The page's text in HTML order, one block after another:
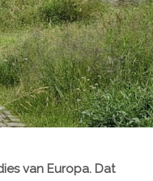
van Europa. Dat